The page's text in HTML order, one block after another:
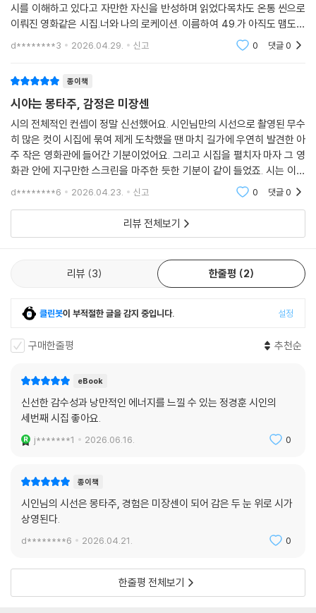
시를 이해하고 있다고 자만한 자신을 반성하며 읽었다목차도 온통 씬으로
이뤄진 영화같은 시집.너와 나의 로케이션. 이름하여 49.가 아직도 맴도는
듯 해한 번이 아니라 여러번 읽으머 곱씹고 볼 작품인 것 같다가장 인상깊
d********3 2026.04.29. 신고 0 댓글0
종이책
시야는 몽타주, 감정은 미장센
시의 전체적인 컨셉이 정말 신선했어요. 시인님만의 시선으로 촬영된 무수
히 많은 컷이 시집에 묶여 제게 도착했을 땐 마치 길가에 우연히 발견한 아
주 작은 영화관에 들어간 기분이었어요. 그리고 시집을 펼치자 마자 그 영
화관 안에 지구만한 스크린을 마주한 듯한 기분이 같이 들었죠. 시는 이해
하지 않음으로써 당도한다고 하던가요. 늘 직관적으로 이해하는 글만 쓰다
d********6 2026.04.23. 신고 0 댓글0
리뷰 전체보기
리뷰 3 한줄평 2
클린봇이 부적절한 글을 감지 중입니다. 설정
구매한줄평 추천순
eBook
신선한 감수성과 낭만적인 에너지를 느낄 수 있는 정경훈 시인의
세번째 시집 좋아요.
j*******1 2026.06.16. 0
종이책
시인님의 시선은 몽타주, 경험은 미장센이 되어 감은 두 눈 위로 시가
상영된다.
d********6 2026.04.21. 0
한줄평 전체보기